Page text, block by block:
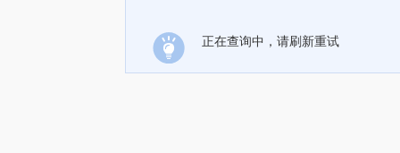
正在查询中，请刷新重试